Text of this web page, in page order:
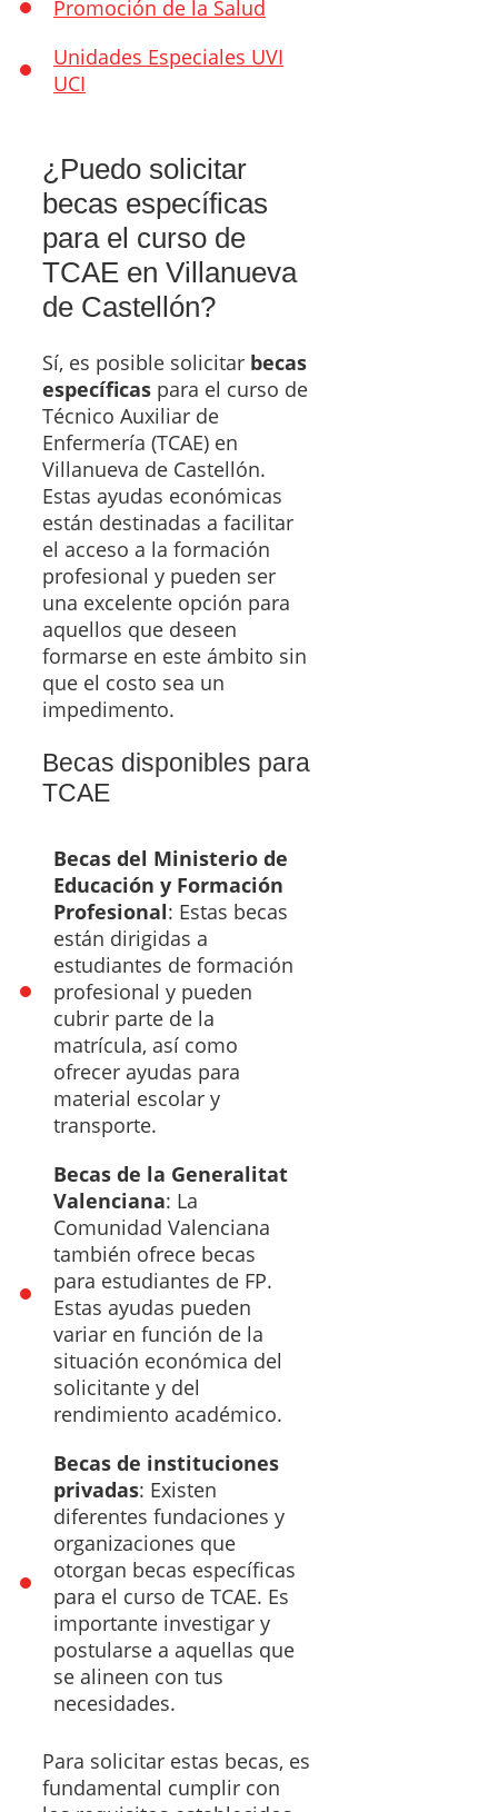
Promoción de la Salud
Unidades Especiales UVI
UCI
¿Puedo solicitar
becas específicas
para el curso de
TCAE en Villanueva
de Castellón?
Sí, es posible solicitar becas
específicas para el curso de
Técnico Auxiliar de
Enfermería (TCAE) en
Villanueva de Castellón.
Estas ayudas económicas
están destinadas a facilitar
el acceso a la formación
profesional y pueden ser
una excelente opción para
aquellos que deseen
formarse en este ámbito sin
que el costo sea un
impedimento.
Becas disponibles para
TCAE
Becas del Ministerio de
Educación y Formación
Profesional: Estas becas
están dirigidas a
estudiantes de formación
profesional y pueden
cubrir parte de la
matrícula, así como
ofrecer ayudas para
material escolar y
transporte.
Becas de la Generalitat
Valenciana: La
Comunidad Valenciana
también ofrece becas
para estudiantes de FP.
Estas ayudas pueden
variar en función de la
situación económica del
solicitante y del
rendimiento académico.
Becas de instituciones
privadas: Existen
diferentes fundaciones y
organizaciones que
otorgan becas específicas
para el curso de TCAE. Es
importante investigar y
postularse a aquellas que
se alineen con tus
necesidades.
Para solicitar estas becas, es
fundamental cumplir con